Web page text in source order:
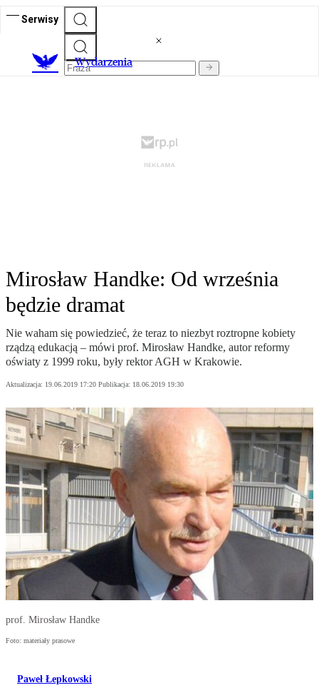
Serwisy
Wydarzenia
Mirosław Handke: Od września
będzie dramat
Nie waham się powiedzieć, że teraz to niezbyt roztropne kobiety
rządzą edukacją – mówi prof. Mirosław Handke, autor reformy
oświaty z 1999 roku, były rektor AGH w Krakowie.
Aktualizacja: 19.06.2019 17:20 Publikacja: 18.06.2019 19:30
prof. Mirosław Handke
Foto: materiały prasowe
Paweł Łepkowski